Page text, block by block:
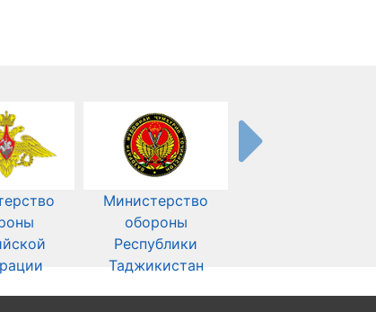
Министерство
обороны
Республики
Таджикистан